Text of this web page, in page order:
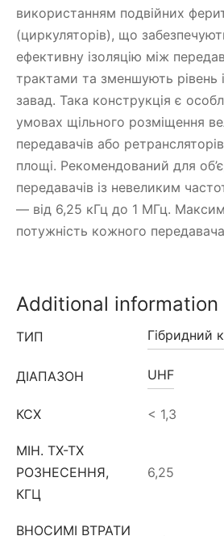
використанням подвійних
(циркуляторів), що
ефективну ізоляцію між
трактами та зменшують рівень
завад. Така конструкція є
умовах щільного розміщення
передавачів або
площі. Рекомендований для
передавачів із невеликим
— від 6,25 кГц до 1 МГц.
потужність кожного
Additional information
ТИП Гібридний
ДІАПАЗОН UHF
КСХ < 1,3
МІН. TX-TX
РОЗНЕСЕННЯ,
КГЦ
6,25
ВНОСИМІ ВТРАТИ